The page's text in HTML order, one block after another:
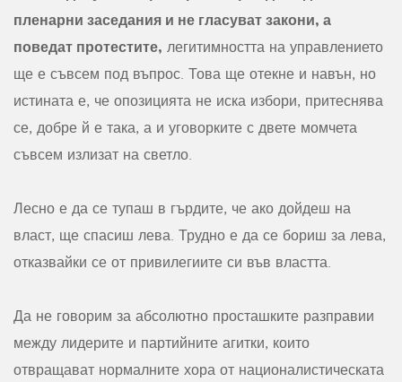
пленарни заседания и не гласуват закони, а
поведат протестите, легитимността на управлението
ще е съвсем под въпрос. Това ще отекне и навън, но
истината е, че опозицията не иска избори, притеснява
се, добре й е така, а и уговорките с двете момчета
съвсем излизат на светло.
Лесно е да се тупаш в гърдите, че ако дойдеш на
власт, ще спасиш лева. Трудно е да се бориш за лева,
отказвайки се от привилегиите си във властта.
Да не говорим за абсолютно просташките разправии
между лидерите и партийните агитки, които
отвращават нормалните хора от националистическата